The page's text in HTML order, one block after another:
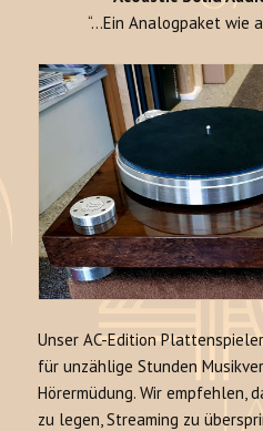
“…Ein Analogpaket wie
Unser AC-Edition
für unzählige Stunden
Hörermüdung. Wir empfehlen,
zu legen, Streaming zu